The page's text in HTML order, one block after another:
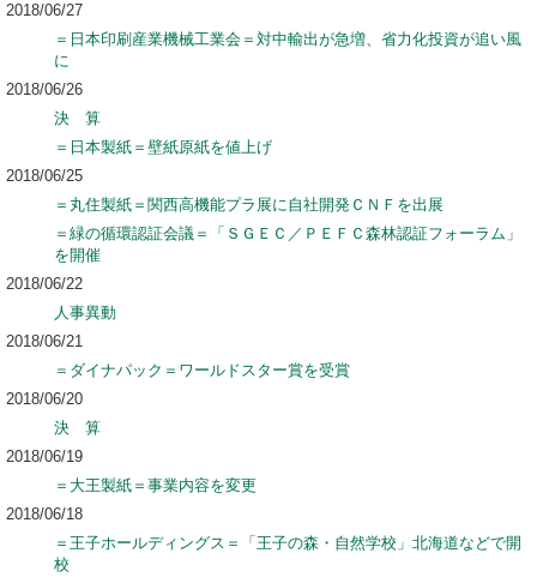
2018/06/27
＝日本印刷産業機械工業会＝対中輸出が急増、省力化投資が追い風
に
2018/06/26
決 算
＝日本製紙＝壁紙原紙を値上げ
2018/06/25
＝丸住製紙＝関西高機能プラ展に自社開発ＣＮＦを出展
＝緑の循環認証会議＝「ＳＧＥＣ／ＰＥＦＣ森林認証フォーラム」
を開催
2018/06/22
人事異動
2018/06/21
＝ダイナパック＝ワールドスター賞を受賞
2018/06/20
決 算
2018/06/19
＝大王製紙＝事業内容を変更
2018/06/18
＝王子ホールディングス＝「王子の森・自然学校」北海道などで開
校